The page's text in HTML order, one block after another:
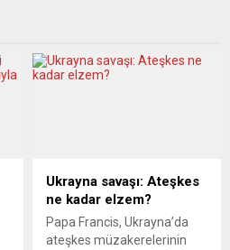
Ukrayna savaşı: Ateşkes
ne kadar elzem?
Papa Francis, Ukrayna’da
ateşkes müzakerelerinin